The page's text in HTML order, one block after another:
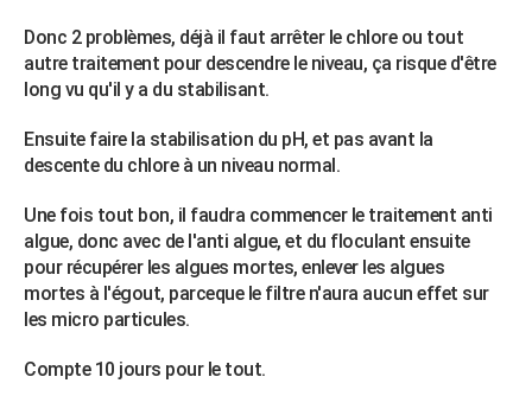
Donc 2 problèmes, déjà il faut arrêter le chlore ou tout
autre traitement pour descendre le niveau, ça risque d'être
long vu qu'il y a du stabilisant.
Ensuite faire la stabilisation du pH, et pas avant la
descente du chlore à un niveau normal.
Une fois tout bon, il faudra commencer le traitement anti
algue, donc avec de l'anti algue, et du floculant ensuite
pour récupérer les algues mortes, enlever les algues
mortes à l'égout, parceque le filtre n'aura aucun effet sur
les micro particules.
Compte 10 jours pour le tout.